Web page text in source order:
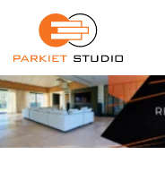
Przejdź
głównego
Przejdź
menu
w
stopce